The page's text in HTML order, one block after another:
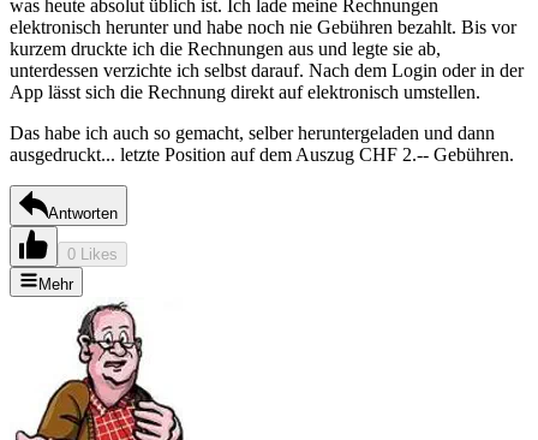
was heute absolut üblich ist. Ich lade meine Rechnungen
elektronisch herunter und habe noch nie Gebühren bezahlt. Bis vor
kurzem druckte ich die Rechnungen aus und legte sie ab,
unterdessen verzichte ich selbst darauf. Nach dem Login oder in der
App lässt sich die Rechnung direkt auf elektronisch umstellen.
Das habe ich auch so gemacht, selber heruntergeladen und dann
ausgedruckt... letzte Position auf dem Auszug CHF 2.-- Gebühren.
Antworten
0 Likes
Mehr